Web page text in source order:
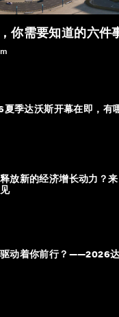
你需要知道的六件
夏季达沃斯开幕在即，有
放新的经济增长动力？
动着你前行？——2026